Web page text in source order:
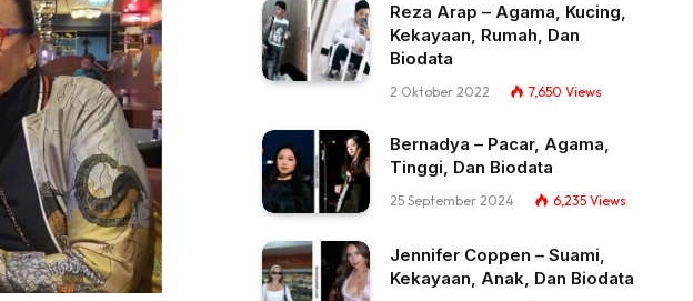
Reza Arap – Agama, Kucing,
Kekayaan, Rumah, Dan
Biodata
2 Oktober 2022 7,650 Views
Bernadya – Pacar, Agama,
Tinggi, Dan Biodata
25 September 2024 6,235 Views
Jennifer Coppen – Suami,
Kekayaan, Anak, Dan Biodata